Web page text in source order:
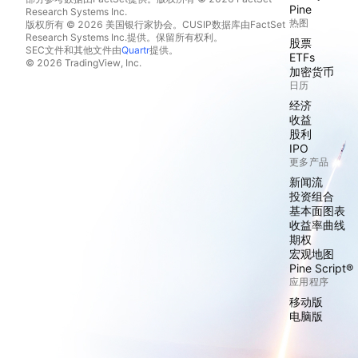
Research Systems Inc.
版权所有 © 2026 美国银行家协会。CUSIP数据库由FactSet
Research Systems Inc.提供。保留所有权利。
SEC文件和其他文件由Quartr提供。
© 2026 TradingView, Inc.
Pine
热图
股票
ETFs
加密货币
日历
经济
收益
股利
IPO
更多产品
新闻流
投资组合
基本面图表
收益率曲线
期权
宏观地图
Pine Script®
应用程序
移动版
电脑版